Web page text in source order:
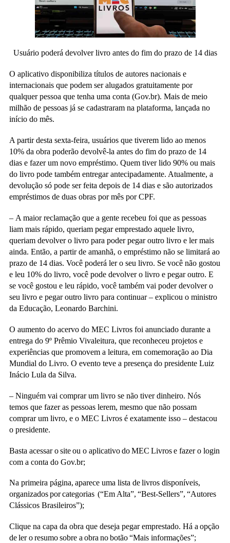
Usuário poderá devolver livro antes do fim do prazo de 14 dias
O aplicativo disponibiliza títulos de autores nacionais e
internacionais que podem ser alugados gratuitamente por
qualquer pessoa que tenha uma conta (Gov.br). Mais de meio
milhão de pessoas já se cadastraram na plataforma, lançada no
início do mês.
A partir desta sexta-feira, usuários que tiverem lido ao menos
10% da obra poderão devolvê-la antes do fim do prazo de 14
dias e fazer um novo empréstimo. Quem tiver lido 90% ou mais
do livro pode também entregar antecipadamente. Atualmente, a
devolução só pode ser feita depois de 14 dias e são autorizados
empréstimos de duas obras por mês por CPF.
– A maior reclamação que a gente recebeu foi que as pessoas
liam mais rápido, queriam pegar emprestado aquele livro,
queriam devolver o livro para poder pegar outro livro e ler mais
ainda. Então, a partir de amanhã, o empréstimo não se limitará ao
prazo de 14 dias. Você poderá ler o seu livro. Se você não gostou
e leu 10% do livro, você pode devolver o livro e pegar outro. E
se você gostou e leu rápido, você também vai poder devolver o
seu livro e pegar outro livro para continuar – explicou o ministro
da Educação, Leonardo Barchini.
O aumento do acervo do MEC Livros foi anunciado durante a
entrega do 9º Prêmio Vivaleitura, que reconheceu projetos e
experiências que promovem a leitura, em comemoração ao Dia
Mundial do Livro. O evento teve a presença do presidente Luiz
Inácio Lula da Silva.
– Ninguém vai comprar um livro se não tiver dinheiro. Nós
temos que fazer as pessoas lerem, mesmo que não possam
comprar um livro, e o MEC Livros é exatamente isso – destacou
o presidente.
Basta acessar o site ou o aplicativo do MEC Livros e fazer o login
com a conta do Gov.br;
Na primeira página, aparece uma lista de livros disponíveis,
organizados por categorias (“Em Alta”, “Best-Sellers”, “Autores
Clássicos Brasileiros”);
Clique na capa da obra que deseja pegar emprestado. Há a opção
de ler o resumo sobre a obra no botão “Mais informações”;